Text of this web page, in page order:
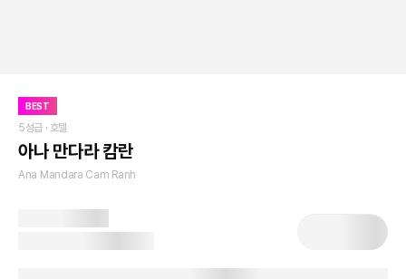
BEST
5성급 · 호텔
아나 만다라 캄란
Ana Mandara Cam Ranh